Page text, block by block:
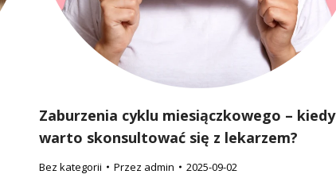
Zaburzenia cyklu miesiączkowego – kiedy
warto skonsultować się z lekarzem?
Bez kategorii Przez admin 2025-09-02